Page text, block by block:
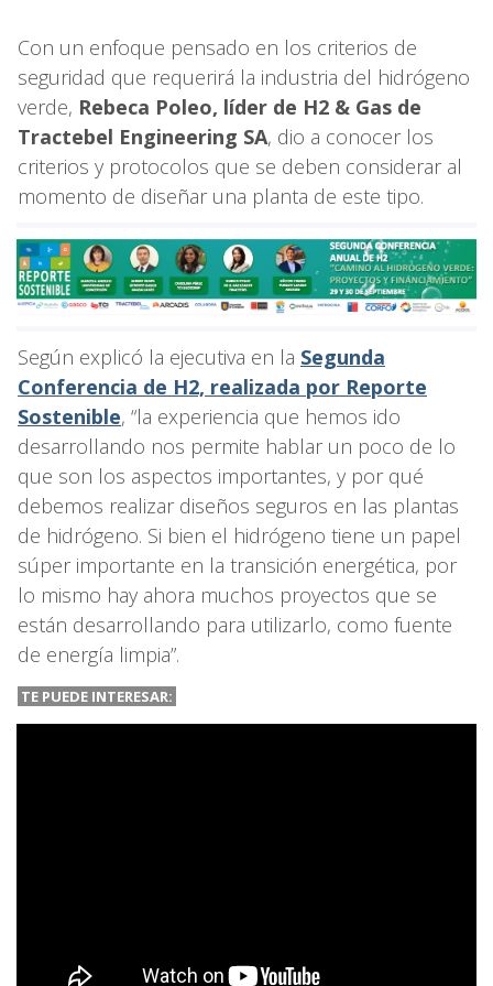
Con un enfoque pensado en los criterios de
seguridad que requerirá la industria del hidrógeno
verde, Rebeca Poleo, líder de H2 & Gas de
Tractebel Engineering SA, dio a conocer los
criterios y protocolos que se deben considerar al
momento de diseñar una planta de este tipo.
Según explicó la ejecutiva en la Segunda
Conferencia de H2, realizada por Reporte
Sostenible, “la experiencia que hemos ido
desarrollando nos permite hablar un poco de lo
que son los aspectos importantes, y por qué
debemos realizar diseños seguros en las plantas
de hidrógeno. Si bien el hidrógeno tiene un papel
súper importante en la transición energética, por
lo mismo hay ahora muchos proyectos que se
están desarrollando para utilizarlo, como fuente
de energía limpia”.
TE PUEDE INTERESAR: